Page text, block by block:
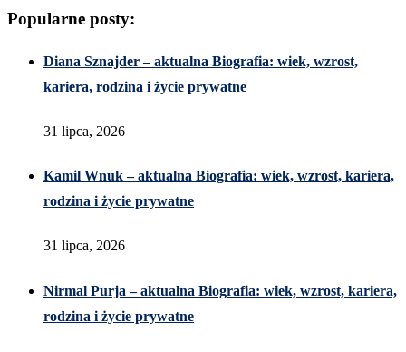
Popularne posty:
Diana Sznajder – aktualna Biografia: wiek, wzrost,
kariera, rodzina i życie prywatne
31 lipca, 2026
Kamil Wnuk – aktualna Biografia: wiek, wzrost, kariera,
rodzina i życie prywatne
31 lipca, 2026
Nirmal Purja – aktualna Biografia: wiek, wzrost, kariera,
rodzina i życie prywatne